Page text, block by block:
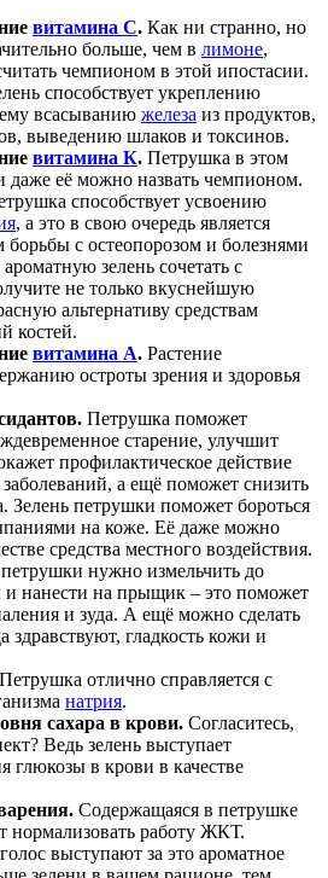
витамина С. Как ни странно, но
больше, чем в лимоне,
чемпионом в этой ипостасии.
способствует укреплению
всасыванию железа из продуктов,
выведению шлаков и токсинов.
витамина К. Петрушка в этом
даже её можно назвать чемпионом.
способствует усвоению
, а это в свою очередь является
с остеопорозом и болезнями
зелень сочетать с
не только вкуснейшую
альтернативу средствам
костей.
витамина А. Растение
остроты зрения и здоровья
Петрушка поможет
старение, улучшит
профилактическое действие
а ещё поможет снизить
Зелень петрушки поможет бороться
на коже. Её даже можно
средства местного воздействия.
петрушки нужно измельчить до
нанести на прыщик – это поможет
и зуда. А ещё можно сделать
здравствуют, гладкость кожи и
Петрушка отлично справляется с
натрия.
сахара в крови. Согласитесь,
Ведь зелень выступает
глюкозы в крови в качестве
Содержащаяся в петрушке
нормализовать работу ЖКТ.
выступают за это ароматное